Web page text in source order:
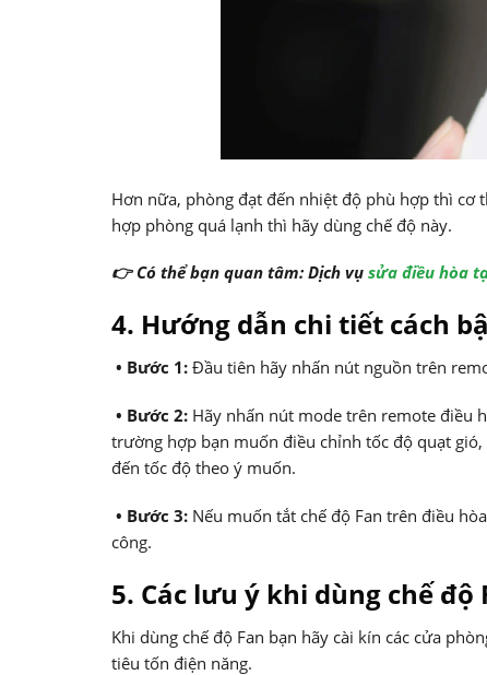
Hơn nữa, phòng đạt đến nhiệt độ phù hợp thì cơ
hợp phòng quá lạnh thì hãy dùng chế độ này.
👉 Có thể bạn quan tâm: Dịch vụ sửa điều hòa
4. Hướng dẫn chi tiết cách
• Bước 1: Đầu tiên hãy nhấn nút nguồn trên
• Bước 2: Hãy nhấn nút mode trên remote điều
trường hợp bạn muốn điều chỉnh tốc độ quạt
đến tốc độ theo ý muốn.
• Bước 3: Nếu muốn tắt chế độ Fan trên điều
công.
5. Các lưu ý khi dùng chế độ
Khi dùng chế độ Fan bạn hãy cài kín các cửa
tiêu tốn điện năng.